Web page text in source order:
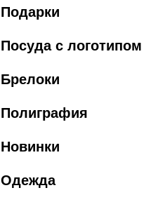
Подарки
Посуда с логотипом
Брелоки
Полиграфия
Новинки
Одежда